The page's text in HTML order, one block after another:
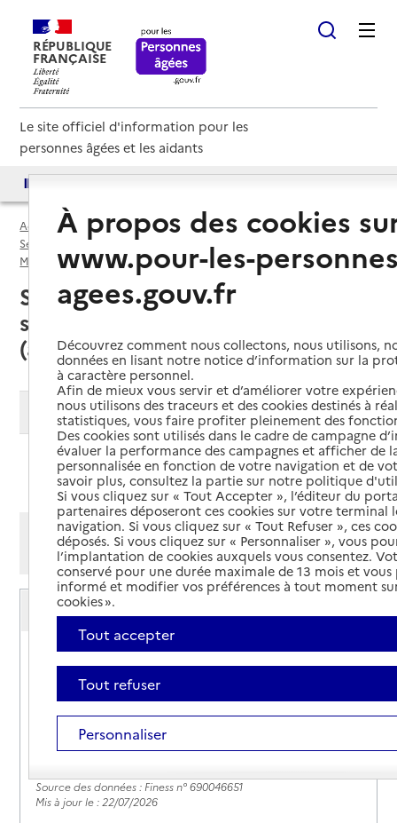
RÉPUBLIQUE
FRANÇAISE
Le site officiel d'information pour les
personnes âgées et les aidants
Accueil
Espace annuaire
Services autonomie à domicile (aide) par département
Métropole de Lyon (69M)
Service autonomie à domicile (aide)
Saint-Priest (69800) : liste des 10
services autonomie à domicile
(aide)
Modifier ma recherche
Ajouter cette recherche aux favoris
Afficher les résultats par:
Mode liste
Mode carte
Service autonomie à domicile (aide)
Accès au domicile
Adresse
14 rue maréchal Leclerc
69800-Saint-Priest
04 78 21 12 12
Rapport HAS
Source des données : Finess n° 690046651
Mis à jour le : 22/07/2026
À propos des cookies
www.pour-les-
agees.gouv.fr
Découvrez comment nous collectons, nous utilisons,
données en lisant notre notice d’information sur la
à caractère personnel.
Afin de mieux vous servir et d’améliorer votre
nous utilisons des traceurs et des cookies destinés à
statistiques, vous faire profiter pleinement des
Des cookies sont utilisés dans le cadre de campagne
évaluer la performance des campagnes et afficher de
personnalisée en fonction de votre navigation et de
savoir plus, consultez la partie sur notre politique
Si vous cliquez sur « Tout Accepter », l’éditeur du
partenaires déposeront ces cookies sur votre terminal
navigation. Si vous cliquez sur « Tout Refuser », ces
déposés. Si vous cliquez sur « Personnaliser », vous
l’implantation de cookies auxquels vous consentez.
conservé pour une durée maximale de 13 mois et
informé et modifier vos préférences à tout moment
cookies ».
Tout accepter
Tout refuser
Personnaliser